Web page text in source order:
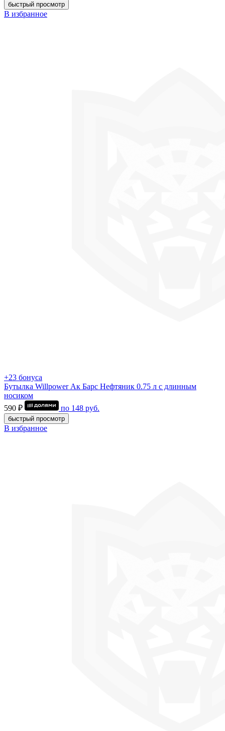
быстрый просмотр
В избранное
+23 бонуса
Бутылка Willpower Ак Барс Нефтяник 0.75 л c длинным
носиком
590 ₽
по 148 руб.
быстрый просмотр
В избранное